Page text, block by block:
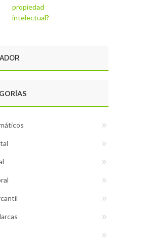
propiedad
intelectual?